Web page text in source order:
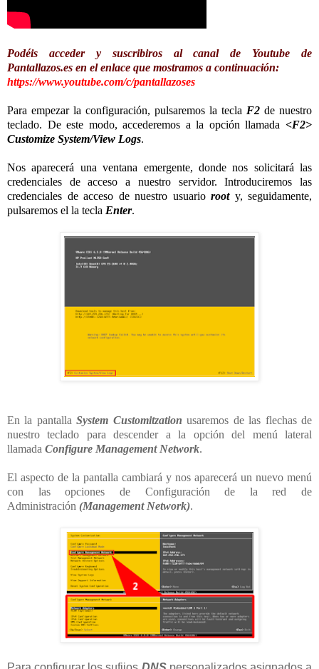
Podéis acceder y suscribiros al canal de Youtube de
Pantallazos.es en el enlace que mostramos a continuación:
https://www.youtube.com/c/pantallazoses
Para empezar la configuración, pulsaremos la tecla F2 de nuestro
teclado. De este modo, accederemos a la opción llamada <F2>
Customize System/View Logs.
Nos aparecerá una ventana emergente, donde nos solicitará las
credenciales de acceso a nuestro servidor. Introduciremos las
credenciales de acceso de nuestro usuario root y, seguidamente,
pulsaremos el la tecla Enter.
En la pantallaSystem Customitzation usaremos de las flechas de
nuestro teclado para descender a la opción del menú lateral
llamada Configure Management Network.
El aspecto de la pantalla cambiará y nos aparecerá un nuevo menú
con las opciones de Configuración de la red de
Administración (Management Network).